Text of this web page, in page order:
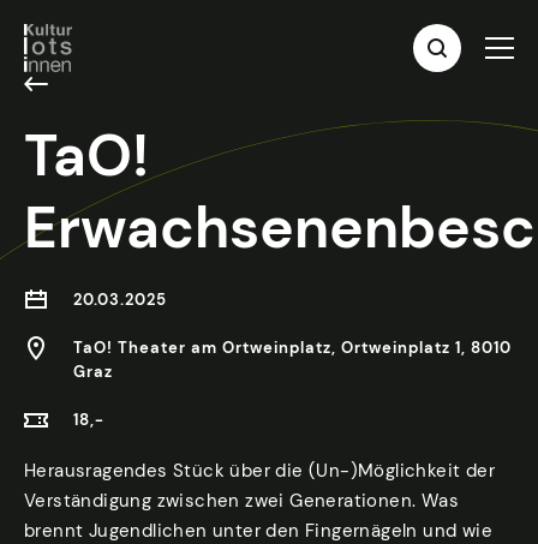
TaO!
20.03.2025
TaO! Theater am Ortweinplatz, Ortweinplatz 1, 8010
Graz
18,-
Herausragendes Stück über die (Un-)Möglichkeit der
Verständigung zwischen zwei Generationen. Was
brennt Jugendlichen unter den Fingernägeln und wie